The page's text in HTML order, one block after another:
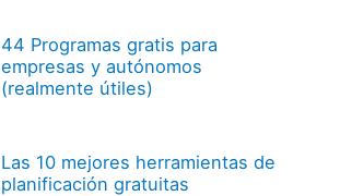
44 Programas gratis para
empresas y autónomos
(realmente útiles)
Las 10 mejores herramientas de
planificación gratuitas